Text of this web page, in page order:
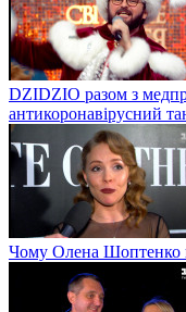
DZIDZIO разом з
антикоронавірусний
Чому Олена Шоптенко